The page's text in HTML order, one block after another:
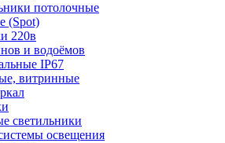
потолочные
(Spot)
220в
и водоёмов
IP67
витринные
светильники
освещения